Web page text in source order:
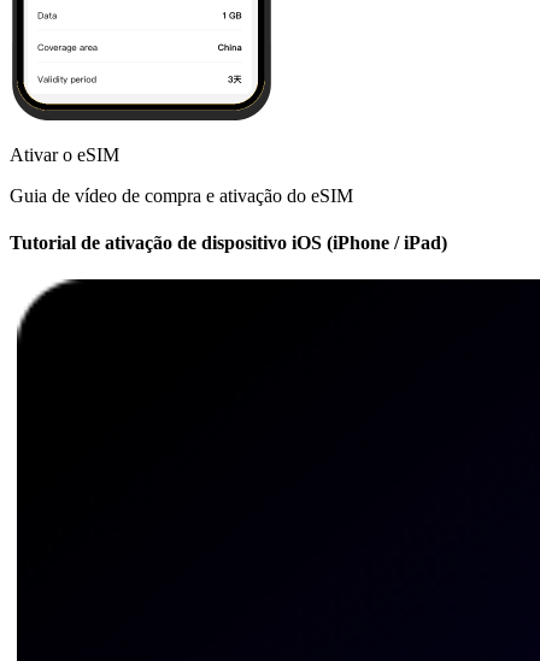
Ativar o eSIM
Guia de vídeo de compra e ativação do eSIM
Tutorial de ativação de dispositivo iOS (iPhone / iPad)